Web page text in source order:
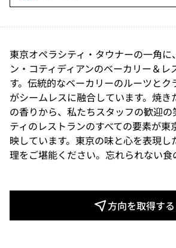
東京オペラシティ・タウナーの一角
ン・コティディアンのベーカリー＆レ
す。伝統的なベーカリーのルーツとク
がシームレスに融合しています。焼き
の香りから、私たちスタッフの歓迎
ティのレストランのすべての要素が東
映しています。東京の味と心を表現
理をご堪能ください。忘れられない食
方向を取得する